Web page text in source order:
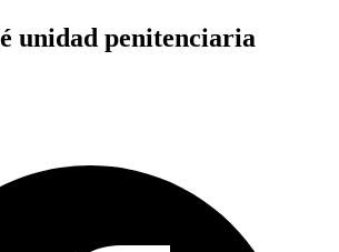
unidad penitenciaria